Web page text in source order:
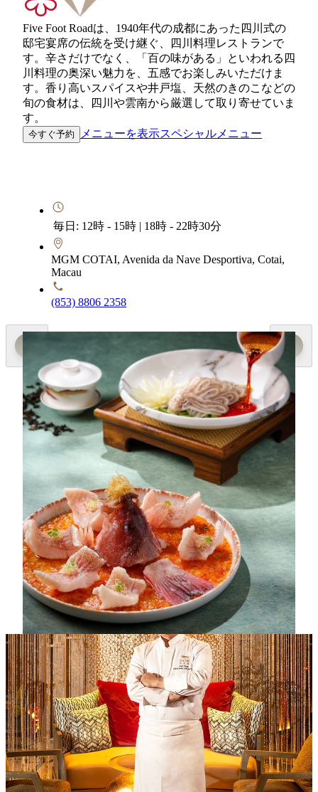
Five Foot Roadは、1940年代の成都にあった四川式の
邸宅宴席の伝統を受け継ぐ、四川料理レストランで
す。辛さだけでなく、「百の味がある」といわれる四
川料理の奥深い魅力を、五感でお楽しみいただけま
す。香り高いスパイスや井戸塩、天然のきのこなどの
旬の食材は、四川や雲南から厳選して取り寄せていま
す。
今すぐ予約 メニューを表示スペシャルメニュー
毎日: 12時 - 15時 | 18時 - 22時30分
MGM COTAI, Avenida da Nave Desportiva, Cotai,
Macau
(853) 8806 2358
スペシャルメニュー
Loving Summer
副料理長の楊登全（Yang Dengquan）が、旬のショウ
ガと陸と海の厳選食材を組み合わせ、バランスとウェ
ルネスを意識した夏の季節料理を披露します。注目は
「豚耳の薄切り酢生姜・貢菜チリソース漬け」。薄切
りにした豚耳にショウガと自家製ソースを効かせ、食
欲をそそるピリ辛な一品に仕上げています。また、
「スポテッドガルーパの薄切り酢生姜漬けチリソース
添え」は、蒸したハタにショウガ油・酢漬けささぎい
んげん・チリのソースをかけた、層を重ねた辛みが夏
の四川の真髄を体現する一皿です。
メニュー
MGM COTAI 料理長
ヤン・デンチュエン氏
Five Foot Roadの開業以来、副総料理長を務めるヤン・ドン
チュエン氏は、成都に伝わる邸宅料理の二代目継承者です。
40年以上の経験を持ち、確かな技術と包丁さばき、繊細な味
付けで、本場の四川料理の魅力をマカオで提供しています。